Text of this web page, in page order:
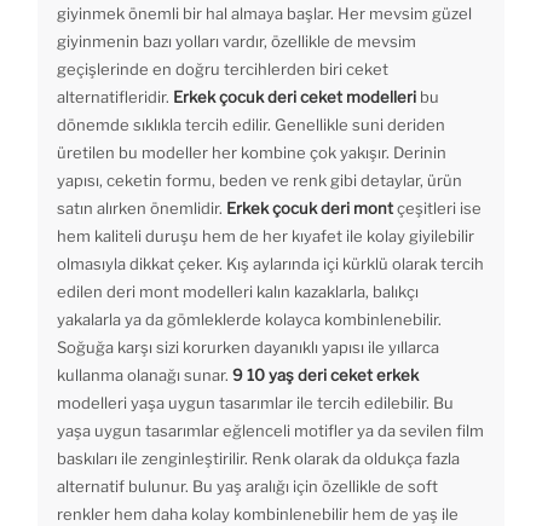
giyinmek önemli bir hal almaya başlar. Her mevsim güzel
giyinmenin bazı yolları vardır, özellikle de mevsim
geçişlerinde en doğru tercihlerden biri ceket
alternatifleridir. Erkek çocuk deri ceket modelleri bu
dönemde sıklıkla tercih edilir. Genellikle suni deriden
üretilen bu modeller her kombine çok yakışır. Derinin
yapısı, ceketin formu, beden ve renk gibi detaylar, ürün
satın alırken önemlidir. Erkek çocuk deri montçeşitleri ise
hem kaliteli duruşu hem de her kıyafet ile kolay giyilebilir
olmasıyla dikkat çeker. Kış aylarında içi kürklü olarak tercih
edilen deri mont modelleri kalın kazaklarla, balıkçı
yakalarla ya da gömleklerde kolayca kombinlenebilir.
Soğuğa karşı sizi korurken dayanıklı yapısı ile yıllarca
kullanma olanağı sunar. 9 10 yaş deri ceket erkek
modelleri yaşa uygun tasarımlar ile tercih edilebilir. Bu
yaşa uygun tasarımlar eğlenceli motifler ya da sevilen film
baskıları ile zenginleştirilir. Renk olarak da oldukça fazla
alternatif bulunur. Bu yaş aralığı için özellikle de soft
renkler hem daha kolay kombinlenebilir hem de yaş ile